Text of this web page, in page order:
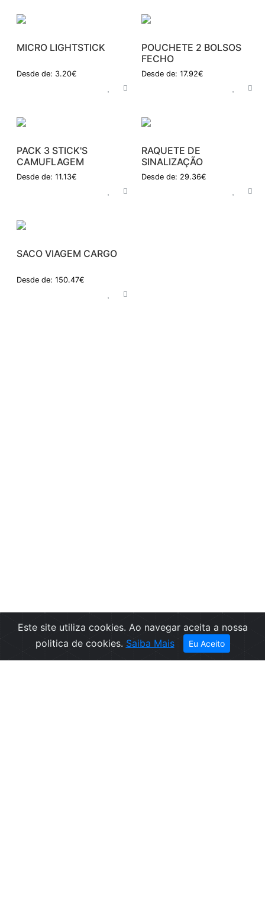
Filtros
MICRO LIGHTSTICK
Desde de: 3.20€
POUCHETE 2 BOLSOS
FECHO
Desde de: 17.92€
PACK 3 STICK'S
CAMUFLAGEM
Desde de: 11.13€
RAQUETE DE
SINALIZAÇÃO
Desde de: 29.36€
SACO VIAGEM CARGO
Desde de: 150.47€
Este site utiliza cookies. Ao navegar aceita a nossa
politica de cookies. Saiba Mais Eu Aceito